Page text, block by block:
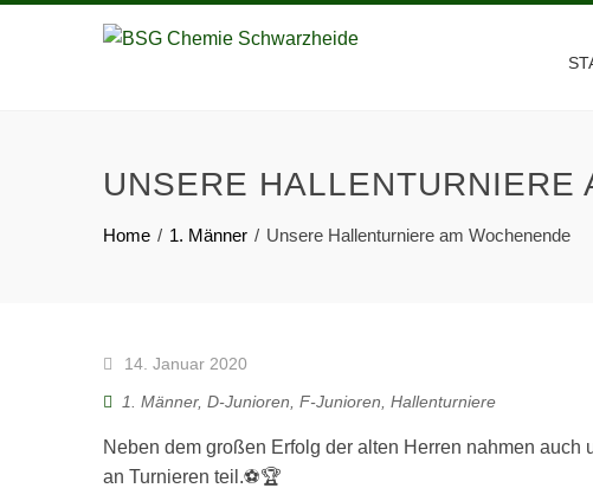
UNSERE HALLENTURNIERE
Home 1. Männer Unsere Hallenturniere am Wochenende
14. Januar 2020
1. Männer, D-Junioren F-Junioren Hallenturniere
Neben dem großen Erfolg der alten Herren nahmen
an Turnieren teil.⚽🏆